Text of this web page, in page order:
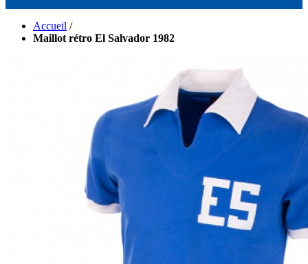
Accueil /
Maillot rétro El Salvador 1982